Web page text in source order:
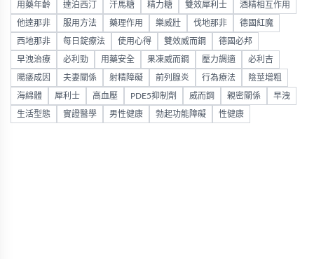
用藥年齡 達泊西汀 汗馬糖 精力糖 雙效犀利士 酒精相互作用
他達那非 服用方法 藥理作用 樂威壯 伐地那非 德國紅魔
西地那非 每日錠療法 使用心得 雙效威而鋼 德國必邦
早洩治療 必利勁 用藥安全 果凍威而鋼 壓力調適 必利吉
陽痿成因 夫妻關係 射精障礙 前列腺炎 行為療法 陰莖增粗
海綿體 犀利士 高血壓 PDE5抑制劑 威而鋼 親密關係 早洩
生活型態 實證醫學 男性健康 勃起功能障礙 性健康